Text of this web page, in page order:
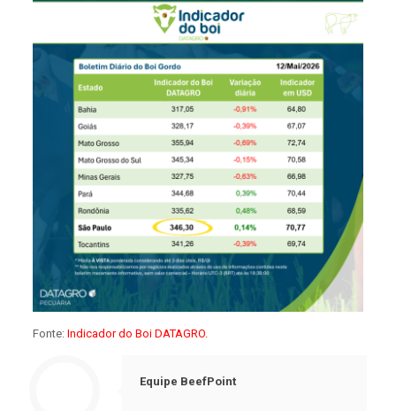
Fonte: Indicador do Boi DATAGRO.
Equipe BeefPoint